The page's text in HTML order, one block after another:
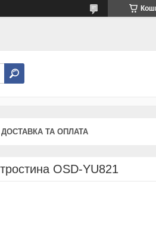
ДОСТАВКА ТА ОПЛАТА
OSD-YU821